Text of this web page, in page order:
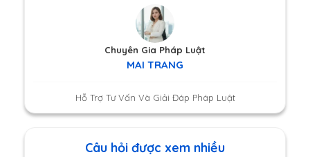
Chuyên Gia Pháp Luật
MAI TRANG
Hỗ Trợ Tư Vấn Và Giải Đáp Pháp Luật
Câu hỏi được xem nhiều